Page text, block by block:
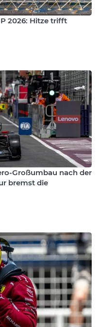
2026: Hitze trifft
Großumbau nach der
bremst die